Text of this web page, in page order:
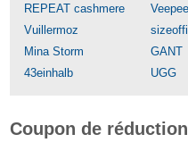
REPEAT cashmere
Veepee
Vuillermoz
Mina Storm
GANT
43einhalb
UGG
Coupon de